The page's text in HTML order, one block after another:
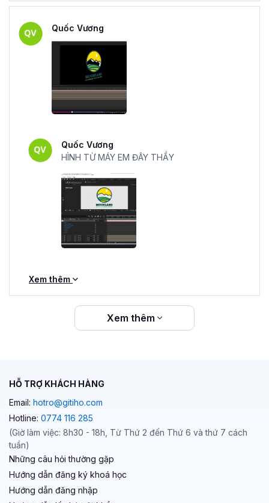
xảo video cực kỳ thu hút và ấn tượng. Hơn nữa, cách dạy
của thầy cũng rất dễ hiểu và tận tình, bất kỳ ai cũng sẽ
thực hiện được.
Khóa học có những ví dụ và bài tập thực hành để tôi
có thể vừa học vừa thực hành không?
Để người học củng cố kiến thức, ở mỗi chương của bài
học sẽ có bài tập thực hành giúp bạn vận dụng các kỹ
năng vừa học được để luyện tập, tăng khả năng ghi nhớ.
hành là tạo video giới thiệu dự án bất động sản, tạo hiệu
ứng sóng nhạc…
Tôi có thể đặt câu hỏi với giảng viên trong quá trình
Có, trong quá trình học hoặc khi thực hành nếu có bất kỳ
thắc mắc nào bạn có thể để lại câu hỏi ngay phía dưới
video để các chuyên gia và giảng viên của Gitiho giải đáp
Sau khi học xong, bạn sẽ nhận được Giấy chứng nhận
chắn sẽ làm đa dạng các kỹ năng trong CV của bạn và
tăng cơ hội trúng tuyển cũng như ghi điểm với nhà tuyển
chuyên giatrong lĩnh vực này và tạo được dấu ấn của
Quốc Vương
Quốc Vương
HÌNH TỪ MÁY EM ĐÂY THẦY
Xem thêm
Xem thêm
HỖ TRỢ KHÁCH HÀNG
Email: hotro@gitiho.com
Hotline: 0774 116 285
(Giờ làm việc: 8h30 - 18h, Từ Thứ 2 đến Thứ 6 và thứ 7 cách
tuần)
Những câu hỏi thường gặp
Hướng dẫn đăng ký khoá học
Hướng dẫn đăng nhập